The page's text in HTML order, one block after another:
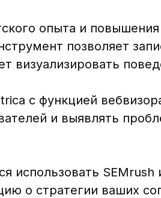
опыта и повышения
позволяет
визуализировать
с функцией
и выявлять
использовать
о стратегии ваших